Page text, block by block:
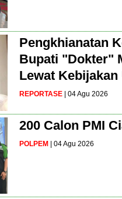
Pengkhianatan
Bupati "Dokter"
Lewat Kebijakan
REPORTASE | 04 Agu 2026
200 Calon PMI
POLPEM | 04 Agu 2026